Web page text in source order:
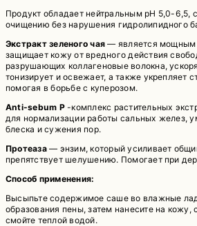
Продукт обладает нейтральным pH 5,0-6,5,
очищению без нарушения гидролипидного
Экстракт зеленого чая — является мощным
защищает кожу от вредного действия
разрушающих коллагеновые волокна,
тонизирует и освежает, а также укрепляет
помогая в борьбе с куперозом.
Anti-sebum P-комплекс растительных
для нормализации работы сальных желез,
блеска и сужения пор.
Протеаза— энзим, который усиливает
препятствует шелушению. Помогает при
Способ применения:
Высыпьте содержимое саше во влажные
образования пены, затем нанесите на кожу,
смойте теплой водой.